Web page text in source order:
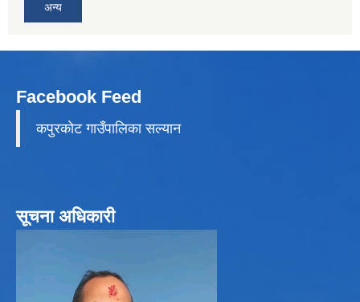
अन्य
Facebook Feed
कपुरकाेट गाउँपालिका सल्यान
सूचना अधिकारी